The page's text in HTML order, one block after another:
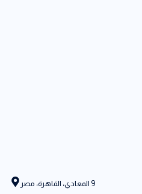
9 المعادي، القاهرة، مصر